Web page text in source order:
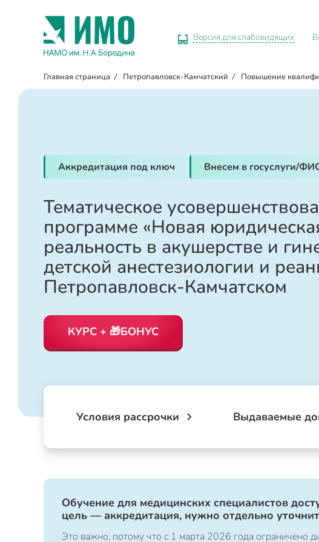
Версия для слабовидящих
Главная страница / Петропавловск-Камчатский / Повышение
Аккредитация под ключ Внесем в госуслуги/
Тематическое
программе «Новая
реальность в акушерстве и
детской анестезиологии и
Петропавловск-Камчатском
КУРС + 🎁БОНУС
Условия рассрочки Выдаваемые
Обучение для медицинских специалистов
цель — аккредитация, нужно отдельно
Это важно, потому что с 1 марта 2026 года ограничено